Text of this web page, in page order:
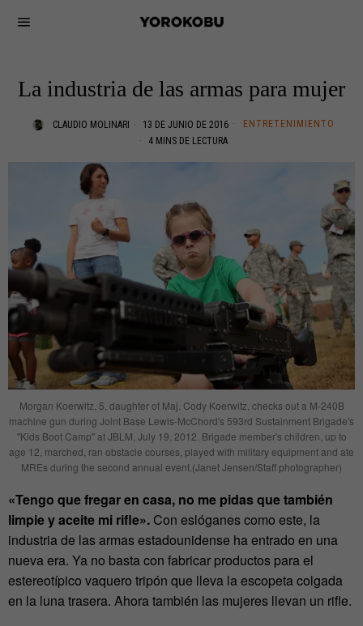
La industria de las armas para mujer
CLAUDIO MOLINARI 13 DE JUNIO DE 2016
ENTRETENIMIENTO
4 MINS DE LECTURA
Morgan Koerwitz, 5, daughter of Maj. Cody Koerwitz, checks out a M-240B
machine gun during Joint Base Lewis-McChord's 593rd Sustainment Brigade's
"Kids Boot Camp" at JBLM, July 19, 2012. Brigade member's children, up to
age 12, marched, ran obstacle courses, played with military equipment and ate
MREs during the second annual event.(Janet Jensen/Staff photographer)
«Tengo que fregar en casa, no me pidas que también
limpie y aceite mi rifle». Con eslóganes como este, la
industria de las armas estadounidense ha entrado en una
nueva era. Ya no basta con fabricar productos para el
estereotípico vaquero tripón que lleva la escopeta colgada
en la luna trasera. Ahora también las mujeres llevan un rifle.